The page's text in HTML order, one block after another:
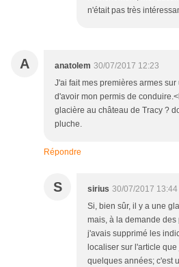
n'était pas très
A anatolem 30/07/2017 12:23
J'ai fait mes premières armes
d'avoir mon permis de
glacière au château de Tracy ?
pluche.
Répondre
S sirius 30/07/2017 13:44
Si, bien sûr, il y a une
mais, à la demande
j'avais supprimé les
localiser sur l'article
quelques années; c'est